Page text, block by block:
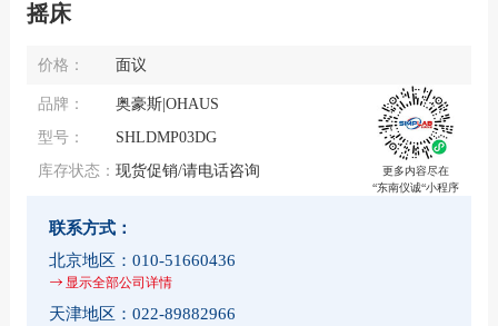
摇床
价格： 面议
更多内容尽在
“东南仪诚“小程序
品牌：
奥豪斯|OHAUS
型号：
SHLDMP03DG
库存状态： 现货促销/请电话咨询
联系方式：
北京地区： 010-51660436
显示全部公司详情
天津地区： 022-89882966